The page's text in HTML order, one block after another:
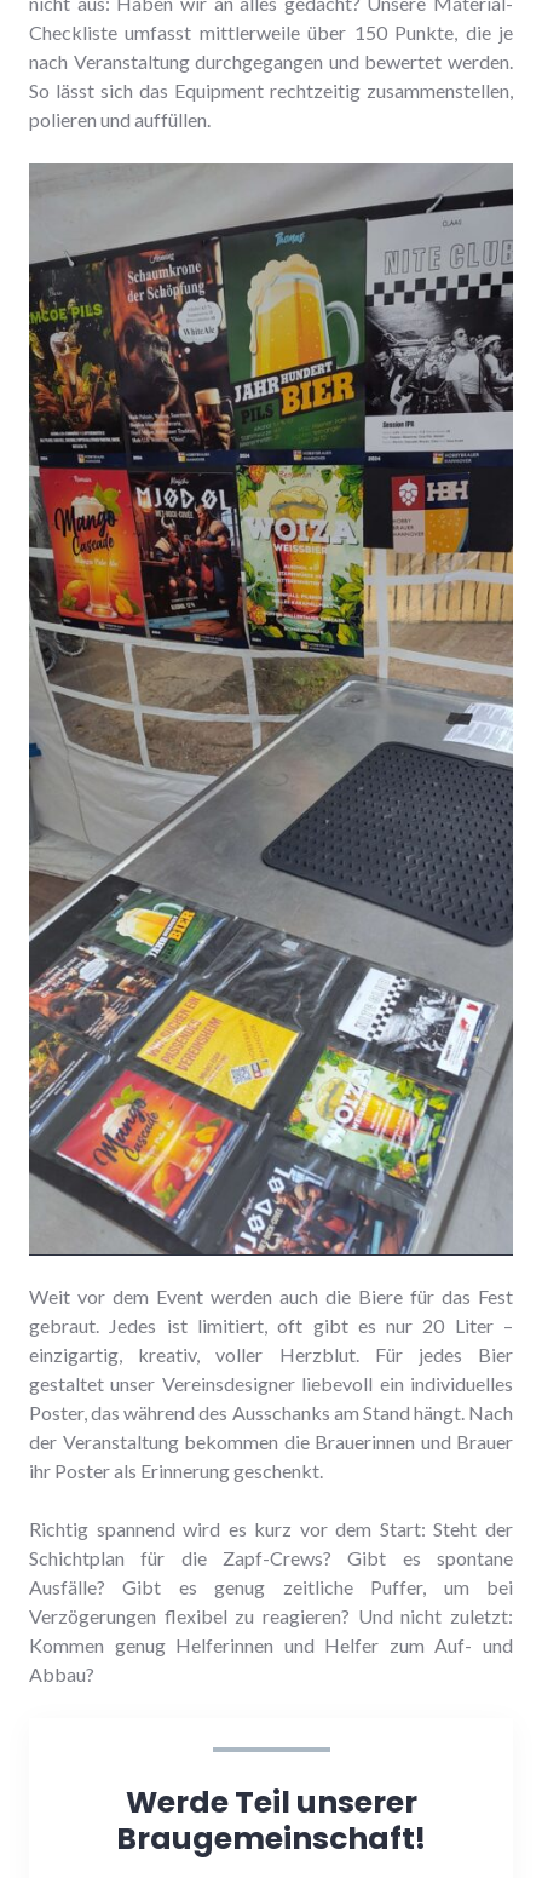
Checkliste umfasst mittlerweile über 150 Punkte, die je
nach Veranstaltung durchgegangen und bewertet werden.
So lässt sich das Equipment rechtzeitig zusammenstellen,
polieren und auffüllen.
Weit vor dem Event werden auch die Biere für das Fest
gebraut. Jedes ist limitiert, oft gibt es nur 20 Liter –
einzigartig, kreativ, voller Herzblut. Für jedes Bier
gestaltet unser Vereinsdesigner liebevoll ein individuelles
Poster, das während des Ausschanks am Stand hängt. Nach
der Veranstaltung bekommen die Brauerinnen und Brauer
ihr Poster als Erinnerung geschenkt.
Richtig spannend wird es kurz vor dem Start: Steht der
Schichtplan für die Zapf-Crews? Gibt es spontane
Ausfälle? Gibt es genug zeitliche Puffer, um bei
Verzögerungen flexibel zu reagieren? Und nicht zuletzt:
Kommen genug Helferinnen und Helfer zum Auf- und
Abbau?
Werde Teil unserer
Braugemeinschaft!